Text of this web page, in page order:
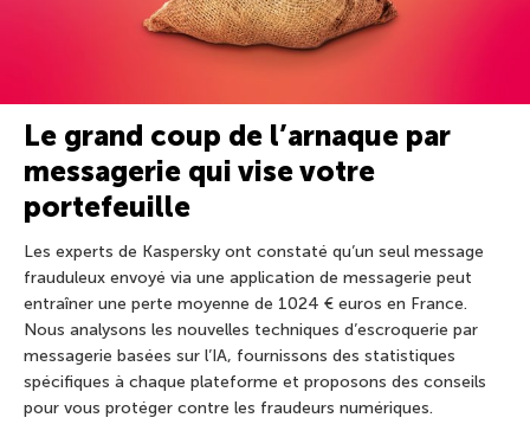
Le grand coup de l’arnaque par
messagerie qui vise votre
portefeuille
Les experts de Kaspersky ont constaté qu’un seul message
frauduleux envoyé via une application de messagerie peut
entraîner une perte moyenne de 1024 € euros en France.
Nous analysons les nouvelles techniques d’escroquerie par
messagerie basées sur l’IA, fournissons des statistiques
spécifiques à chaque plateforme et proposons des conseils
pour vous protéger contre les fraudeurs numériques.